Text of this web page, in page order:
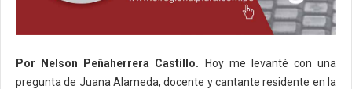
Por Nelson Peñaherrera Castillo.
Hoy me levanté con una
pregunta de Juana Alameda, docente y cantante residente en la